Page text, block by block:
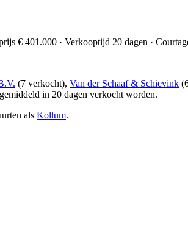
€ 401.000 · Verkooptijd 20 dagen ·
(7 verkocht), Van der Schaaf & Schievink
in 20 dagen verkocht worden.
als Kollum.